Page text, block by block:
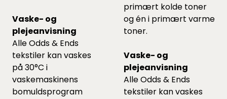
Vaske- og
plejeanvisning
Alle Odds & Ends
tekstiler kan vaskes
på 30°C i
vaskemaskinens
bomuldsprogram
primært kolde toner
og én i primært varme
toner.
Vaske- og
plejeanvisning
Alle Odds & Ends
tekstiler kan vaskes